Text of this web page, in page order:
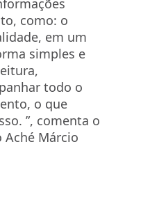
como: o
em um
simples e
todo o
o que
”, comenta o
Márcio